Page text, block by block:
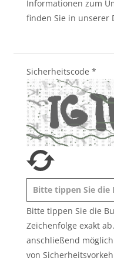
Informationen zum
finden Sie in unserer
Sicherheitscode *
Bitte tippen Sie die
Zeichenfolge exakt
anschließend
von